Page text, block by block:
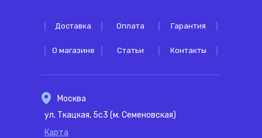
Доставка Оплата Гарантия
О магазине Статьи Контакты
Москва
ул. Ткацкая, 5с3 (м. Семеновская)
Карта